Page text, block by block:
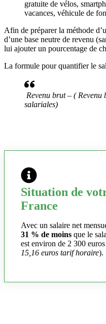
gratuite de vélos,
vacances, véhicule de
Afin de préparer la méthode
d’une base neutre de revenu
lui ajouter un pourcentage de
La formule pour quantifier le
Revenu brut – ( Revenu
salariales)
Situation de
France
Avec un salaire net
31 % de moins que le
est environ de 2 300
15,16 euros tarif horaire).